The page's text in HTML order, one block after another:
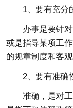
1、要有充分
办事是要针
或是指导某项工
的规章制度和客
2、要有准确
准确，是对